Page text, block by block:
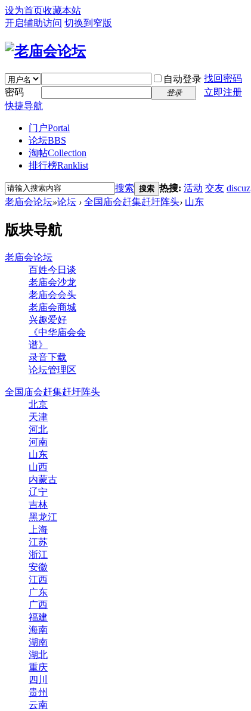
设为首页收藏本站
开启辅助访问 切换到窄版
自动登录 找回密码
密码
登录
立即注册
快捷导航
门户Portal
论坛BBS
淘帖Collection
排行榜Ranklist
搜索 搜索 热搜: 活动 交友 discuz
老庙会论坛»论坛 › 全国庙会赶集赶圩阵头› 山东
版块导航
老庙会论坛
百姓今日谈
老庙会沙龙
老庙会会头
老庙会商城
兴趣爱好
《中华庙会会
谱》
录音下载
论坛管理区
全国庙会赶集赶圩阵头
北京
天津
河北
河南
山东
山西
内蒙古
辽宁
吉林
黑龙江
上海
江苏
浙江
安徽
江西
广东
广西
福建
海南
湖南
湖北
重庆
四川
贵州
云南